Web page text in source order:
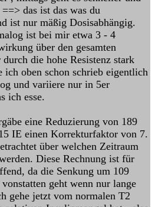
das ist das was du
ist nur mäßig Dosisabhängig.
ist bei mir etwa 3 - 4
über den gesamten
die hohe Resistenz stark
oben schon schrieb eigentlich
und variiere nur in 5er
ich esse.
eine Reduzierung von 189
IE einen Korrekturfaktor von 7.
über welchen Zeitraum
Diese Rechnung ist für
da die Senkung um 109
geht wenn nur lange
gehe jetzt vom normalen T2